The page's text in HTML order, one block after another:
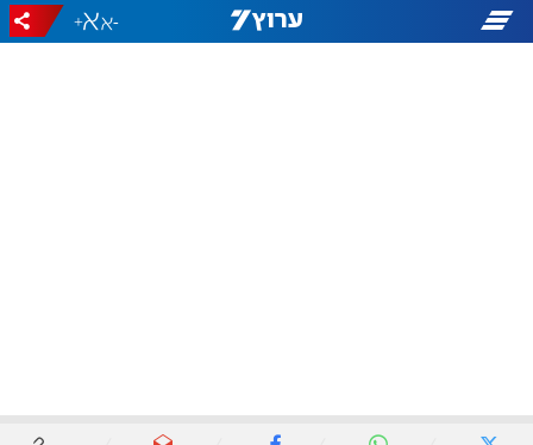
-
+